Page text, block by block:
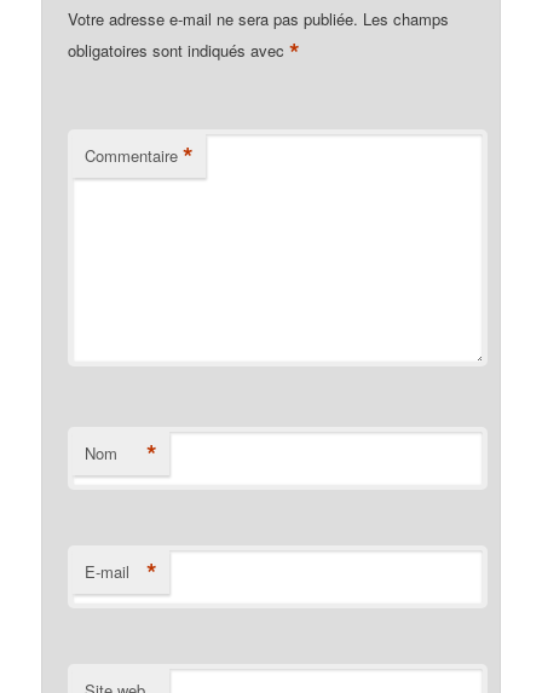
Votre adresse e-mail ne sera pas publiée. Les champs
obligatoires sont indiqués avec*
Commentaire *
Nom *
E-mail *